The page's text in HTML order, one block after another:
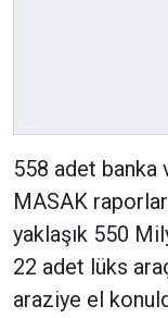
558 adet banka
MASAK
yaklaşık 550
22 adet lüks
araziye el